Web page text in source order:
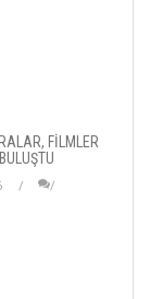
FİLMLER